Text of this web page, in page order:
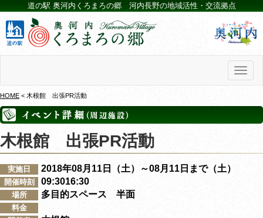
道の駅 奥河内くろまろの郷 河内長野の地域活性・交流拠点
HOME < 木根館 出張PR活動
木根館 出張PR活動
実施日 2018年08月11日（土）～08月11日まで（土）
開催時刻 09:3016:30
場所 多目的スペース 半面
料金